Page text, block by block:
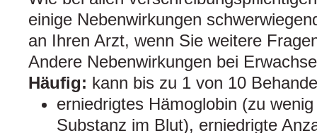
einige Nebenwirkungen
an Ihren Arzt, wenn Sie weitere
Andere Nebenwirkungen bei
Häufig: kann bis zu 1 von 10
erniedrigtes Hämoglobin (zu
Substanz im Blut), erniedrigte